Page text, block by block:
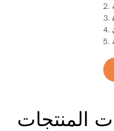
المنتجات